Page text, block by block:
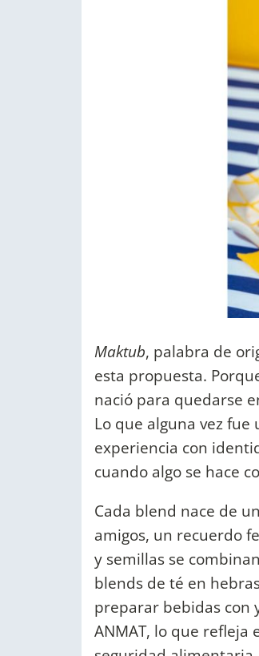
Maktub, palabra de
esta propuesta.
nació para quedarse
Lo que alguna vez
experiencia con
cuando algo se hace
Cada blend nace de
amigos, un recuerdo
y semillas se
blends de té en
preparar bebidas con
ANMAT, lo que refleja